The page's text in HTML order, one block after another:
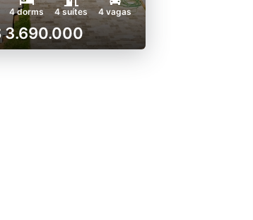
4 dorms 4 suítes 4 vagas
3.690.000